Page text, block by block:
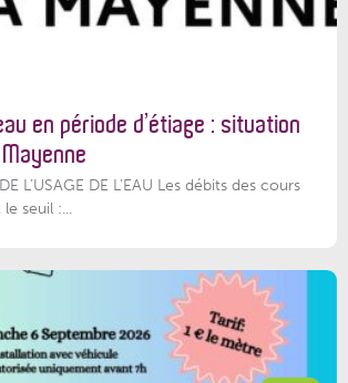
en période d’étiage : situation
L’USAGE DE L’EAU Les débits des cours
seuil :...